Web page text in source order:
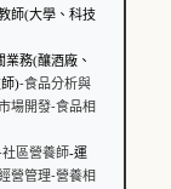
師(大學、科技
業務(釀酒廠、
)-食品分析與
場開發-食品相
社區營養師-運
營管理-營養相